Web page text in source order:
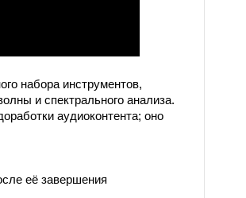
набора инструментов,
и спектрального анализа.
аудиоконтента; оно
её завершения